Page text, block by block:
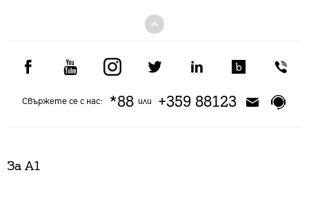
Свържете се с нас: *88или +359 88123
За А1